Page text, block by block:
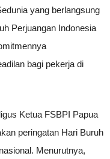
yang berlangsung
Perjuangan Indonesia
bagi pekerja di
Ketua FSBPI Papua
peringatan Hari Buruh
Menurutnya,